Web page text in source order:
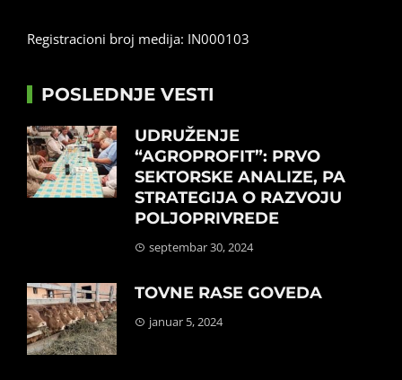
Registracioni broj medija: IN000103
POSLEDNJE VESTI
UDRUŽENJE
“AGROPROFIT”: PRVO
SEKTORSKE ANALIZE, PA
STRATEGIJA O RAZVOJU
POLJOPRIVREDE
septembar 30, 2024
TOVNE RASE GOVEDA
januar 5, 2024